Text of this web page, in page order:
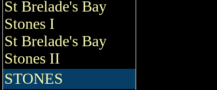
St Brelade's Bay
Stones I
St Brelade's Bay
Stones II
STONES